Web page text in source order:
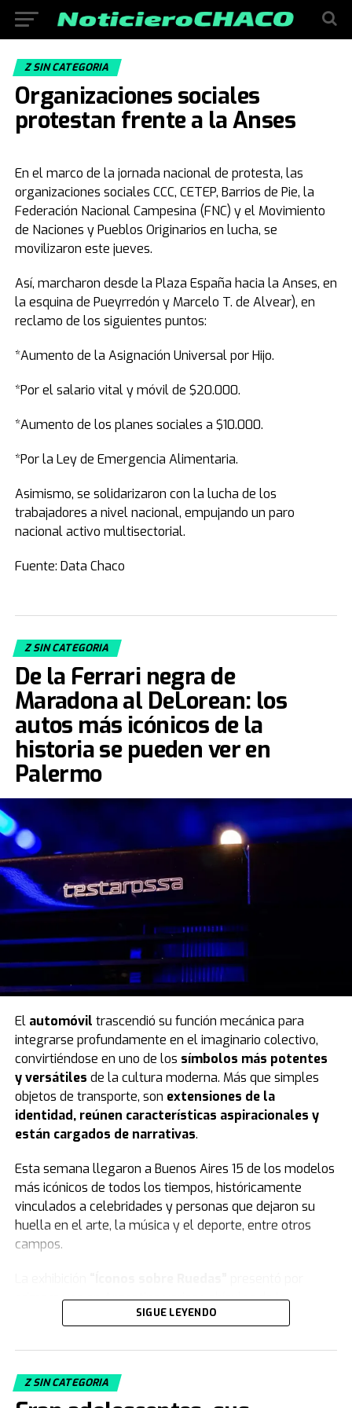
Z SIN CATEGORIA
Organizaciones sociales
protestan frente a la Anses
En el marco de la jornada nacional de protesta, las
organizaciones sociales CCC, CETEP, Barrios de Pie, la
Federación Nacional Campesina (FNC) y el Movimiento
de Naciones y Pueblos Originarios en lucha, se
movilizaron este jueves.
Así, marcharon desde la Plaza España hacia la Anses, en
la esquina de Pueyrredón y Marcelo T. de Alvear), en
reclamo de los siguientes puntos:
*Aumento de la Asignación Universal por Hijo.
*Por el salario vital y móvil de $20.000.
*Aumento de los planes sociales a $10.000.
*Por la Ley de Emergencia Alimentaria.
Asimismo, se solidarizaron con la lucha de los
trabajadores a nivel nacional, empujando un paro
nacional activo multisectorial.
Fuente: Data Chaco
Z SIN CATEGORIA
De la Ferrari negra de
Maradona al DeLorean: los
autos más icónicos de la
historia se pueden ver en
Palermo
El automóvil trascendió su función mecánica para
integrarse profundamente en el imaginario colectivo,
convirtiéndose en uno de los símbolos más potentes
y versátiles de la cultura moderna. Más que simples
objetos de transporte, son extensiones de la
identidad, reúnen características aspiracionales y
están cargados de narrativas.
Esta semana llegaron a Buenos Aires 15 de los modelos
más icónicos de todos los tiempos, históricamente
vinculados a celebridades y personas que dejaron su
huella en el arte, la música y el deporte, entre otros
campos.
primera vez en Argentina varios vehículos de la
Jorge Yarur, creador de la
Santiago de Chile.
Acacia Echazarreta
SIGUE LEYENDO
Z SIN CATEGORIA